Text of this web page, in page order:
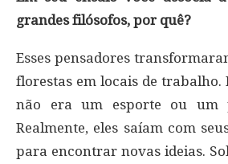
grandes filósofos, por quê?
Esses pensadores
florestas em locais de trabalho.
não era um esporte ou um
Realmente, eles saíam com
para encontrar novas ideias.